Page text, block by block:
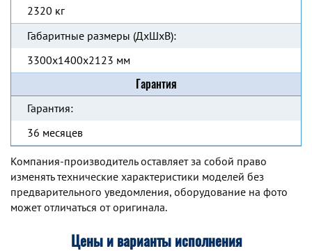
2320 кг
Габаритные размеры (ДхШхВ):
3300x1400x2123 мм
Гарантия
Гарантия:
36 месяцев
Компания-производитель оставляет за собой право
изменять технические характеристики моделей без
предварительного уведомления, оборудование на фото
может отличаться от оригинала.
Цены и варианты исполнения